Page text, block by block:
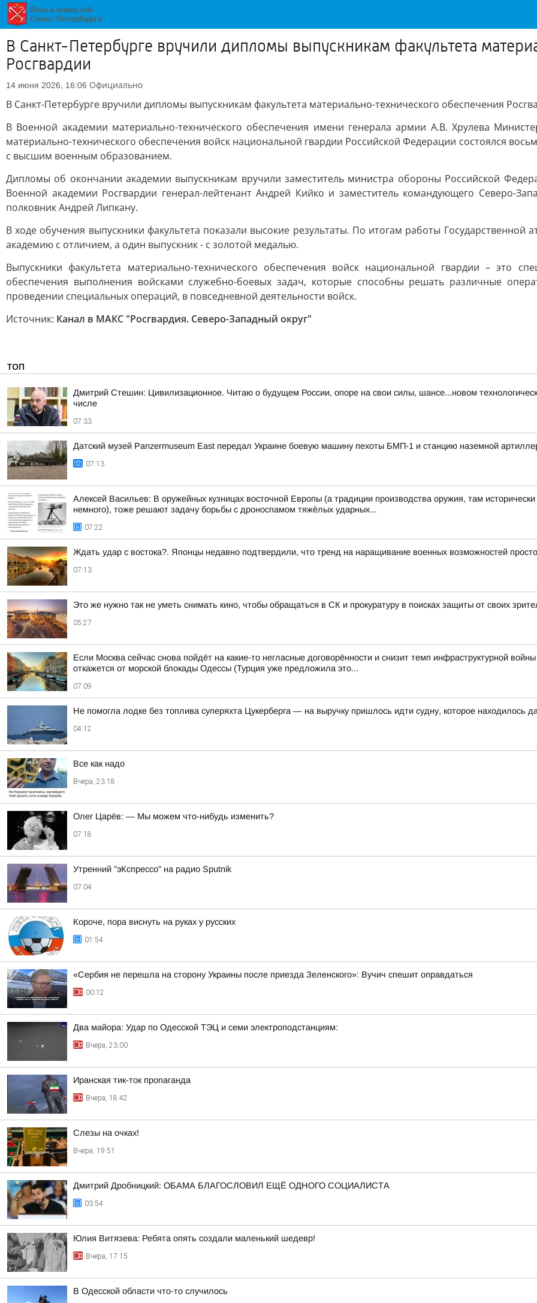
В Санкт-Петербурге вручили дипломы выпускникам факультета
Росгвардии
14 июня 2026, 16:06 Официально
В Санкт-Петербурге вручили дипломы выпускникам факультета материально-технического обеспечения
В Военной академии материально-технического обеспечения имени генерала армии А.В. Хрулева
материально-технического обеспечения войск национальной гвардии Российской Федерации состоялся
с высшим военным образованием.
Дипломы об окончании академии выпускникам вручили заместитель министра обороны Российской
Военной академии Росгвардии генерал-лейтенант Андрей Кийко и заместитель командующего Северо-
полковник Андрей Липкану.
В ходе обучения выпускники факультета показали высокие результаты. По итогам работы
академию с отличием, а один выпускник - с золотой медалью.
Выпускники факультета материально-технического обеспечения войск национальной гвардии – это
обеспечения выполнения войсками служебно-боевых задач, которые способны решать различные
проведении специальных операций, в повседневной деятельности войск.
Источник: Канал в МАКС "Росгвардия. Северо-Западный округ"
ТОП
Дмитрий Стешин: Цивилизационное. Читаю о будущем России, опоре на свои силы, шансе...новом
числе
07:33
Датский музей Panzermuseum East передал Украине боевую машину пехоты БМП-1 и станцию наземной
07:13
Алексей Васильев: В оружейных кузницах восточной Европы (а традиции производства оружия, там
немного), тоже решают задачу борьбы с дроноспамом тяжёлых ударных...
07:22
Ждать удар с востока?. Японцы недавно подтвердили, что тренд на наращивание военных возможностей просто
07:13
Это же нужно так не уметь снимать кино, чтобы обращаться в СК и прокуратуру в поисках защиты от своих
05:27
Если Москва сейчас снова пойдёт на какие-то негласные договорённости и снизит темп инфраструктурной
откажется от морской блокады Одессы (Турция уже предложила это...
07:09
Не помогла лодке без топлива суперяхта Цукерберга — на выручку пришлось идти судну, которое находилось
04:12
Все как надо
Вчера, 23:18
Олег Царёв: — Мы можем что-нибудь изменить?
07:18
Утренний "эКспрессо" на радио Sputnik
07:04
Короче, пора виснуть на руках у русских
01:54
«Сербия не перешла на сторону Украины после приезда Зеленского»: Вучич спешит оправдаться
00:12
Два майора: Удар по Одесской ТЭЦ и семи электроподстанциям:
Вчера, 23:00
Иранская тик-ток пропаганда
Вчера, 18:42
Слезы на очках!
Вчера, 19:51
Дмитрий Дробницкий: ОБАМА БЛАГОСЛОВИЛ ЕЩЁ ОДНОГО СОЦИАЛИСТА
03:54
Юлия Витязева: Ребята опять создали маленький шедевр!
Вчера, 17:15
В Одесской области что-то случилось